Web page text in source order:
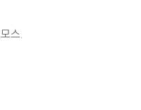
스.